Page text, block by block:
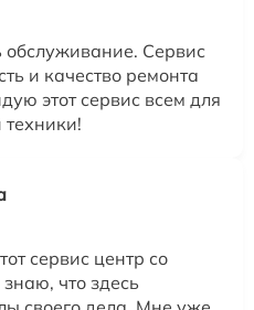
Сервис
и качество ремонта
этот сервис всем для
техники!
сервис центр со
что здесь